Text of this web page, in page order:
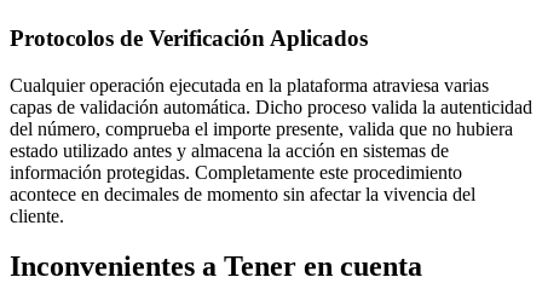
Protocolos de Verificación Aplicados
Cualquier operación ejecutada en la plataforma atraviesa varias
capas de validación automática. Dicho proceso valida la autenticidad
del número, comprueba el importe presente, valida que no hubiera
estado utilizado antes y almacena la acción en sistemas de
información protegidas. Completamente este procedimiento
acontece en decimales de momento sin afectar la vivencia del
cliente.
Inconvenientes a Tener en cuenta